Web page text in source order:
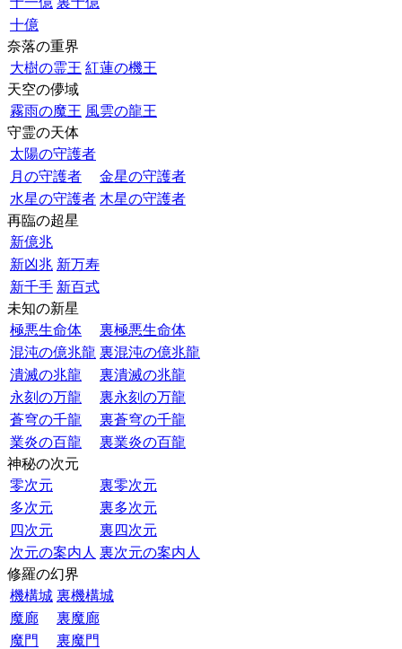
十億
奈落の重界
大樹の霊王 紅蓮の機王
天空の儚域
霧雨の魔王 風雲の龍王
守霊の天体
太陽の守護者
月の守護者
金星の守護者
水星の守護者 木星の守護者
再臨の超星
新億兆
新凶兆 新万寿
新千手 新百式
未知の新星
極悪生命体
裏極悪生命体
混沌の億兆龍 裏混沌の億兆龍
潰滅の兆龍
裏潰滅の兆龍
永刻の万龍
裏永刻の万龍
蒼穹の千龍
裏蒼穹の千龍
業炎の百龍
裏業炎の百龍
神秘の次元
零次元
裏零次元
多次元
裏多次元
四次元
裏四次元
次元の案内人 裏次元の案内人
修羅の幻界
機構城 裏機構城
魔廊
裏魔廊
魔門
裏魔門